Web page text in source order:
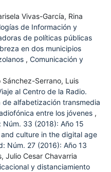
Vivas-García, Rina
de Información y
de políticas públicas
en dos municipios
, Comunicación y
Serrano, Luis
al Centro de la Radio.
de alfabetización transmedia
entre los jóvenes ,
33 (2018): Año 15
and culture in the digital age
Núm. 27 (2016): Año 13
Julio Cesar Chavarria
y distanciamiento